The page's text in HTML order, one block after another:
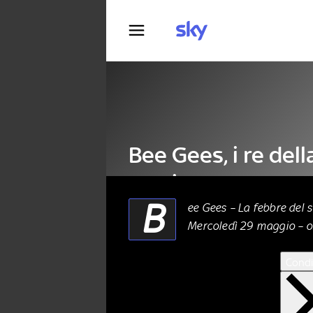
Bee Gees, i re
music
MUSICA 28 Maggio 2024
B
ee Gees – La febbre del
Mercoledì 29 maggio –